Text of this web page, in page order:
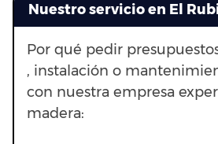
Nuestro servicio en El
Por qué pedir
, instalación o
con nuestra empresa
madera: